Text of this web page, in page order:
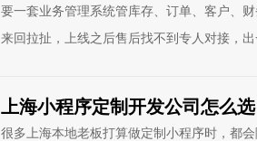
要一套业务管理系统管库存、订单、客户、
来回拉扯，上线之后售后找不到专人对接，
上海小程序定制开发公司怎么
很多上海本地老板打算做定制小程序时，都